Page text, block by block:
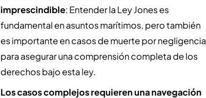
imprescindible: Entender la Ley Jones es
fundamental en asuntos marítimos, pero también
es importante en casos de muerte por negligencia
para asegurar una comprensión completa de los
derechos bajo esta ley.
Los casos complejos requieren una navegación